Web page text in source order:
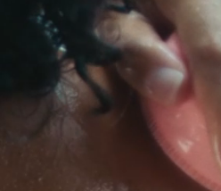
FAQ™ Pure Beauty-Tech
issa™ Teeth Whitening
English Deutsch
Français
Italiano
Polski
Svenska
Türkçe
简体中文